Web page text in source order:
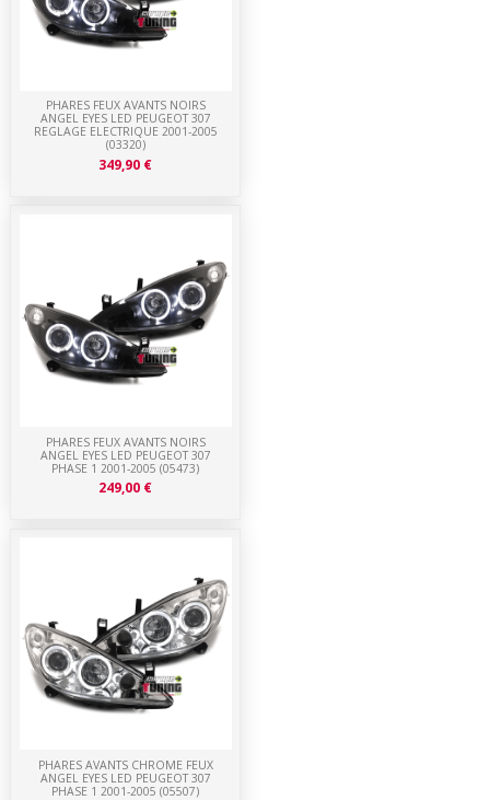
PHARES AVANTS CHROME FEUX
ANGEL EYES LED PEUGEOT 307
PHASE 1 2001-2005 (05507)
PHARES FEUX AVANTS NOIRS
ANGEL EYES LED PEUGEOT 307
PHASE 1 2001-2005 (05473)
249,00 €
PHARES FEUX AVANTS NOIRS
ANGEL EYES LED PEUGEOT 307
REGLAGE ELECTRIQUE 2001-2005
(03320)
349,90 €